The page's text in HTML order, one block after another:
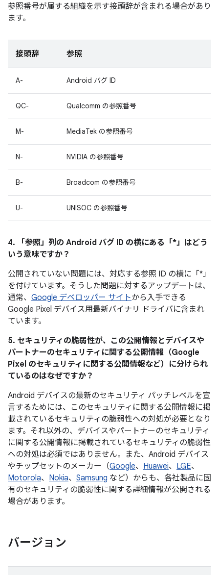
参照番号が属する組織を示す接頭辞が含まれる場合があり
ます。
接頭辞 参照
A- Android バグ ID
QC- Qualcomm の参照番号
M- MediaTek の参照番号
N- NVIDIA の参照番号
B- Broadcom の参照番号
U- UNISOC の参照番号
4. 「参照」 列の Android バグ ID の横にある「*」はどう
いう意味ですか？
公開されていない問題には、対応する参照 ID の横に「*」
を付けています。そうした問題に対するアップデートは、
通常、 Google デベロッパー サイトから入手できる
Google Pixel デバイス用最新バイナリ ドライバに含まれ
ています。
5. セキュリティの脆弱性が、この公開情報とデバイスや
パートナーのセキュリティに関する公開情報（Google
Pixel のセキュリティに関する公開情報など）に分けられ
ているのはなぜですか？
Android デバイスの最新のセキュリティ パッチレベルを宣
言するためには、このセキュリティに関する公開情報に掲
載されているセキュリティの脆弱性への対処が必要となり
ます。それ以外の、デバイスやパートナーのセキュリティ
に関する公開情報に掲載されているセキュリティの脆弱性
への対処は必須ではありません。また、Android デバイス
やチップセットのメーカー（Google、 Huawei、 LGE、
Motorola、 Nokia、 Samsung など）からも、各社製品に固
有のセキュリティの脆弱性に関する詳細情報が公開される
場合があります。
バージョン